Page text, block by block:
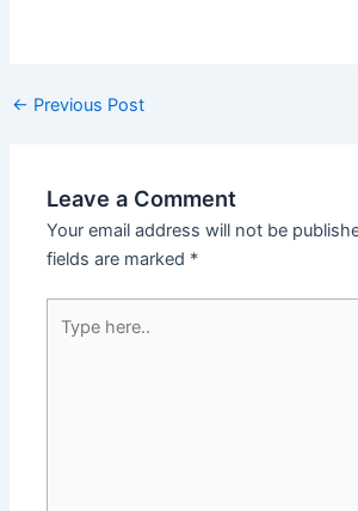
Post
← Previous Post
Leave a Comment
Your email address will not be
fields are marked *
here..